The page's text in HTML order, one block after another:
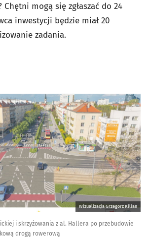
mogą się zgłaszać do 24
inwestycji będzie miał 20
zadania.
Wizualizacja Grzegorz Kilian
i skrzyżowania z al. Hallera po przebudowie
drogą rowerową